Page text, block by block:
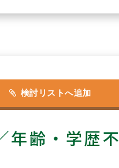
検討リストへ追加
年齢・学歴不